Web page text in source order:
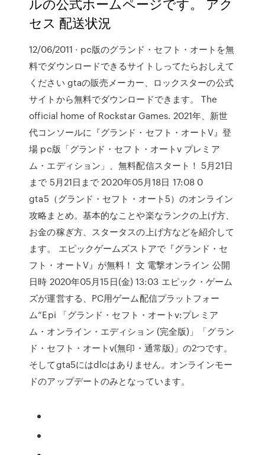
セス 配送状況
12/06/2011 · pc版のグランド・セフト・オートを無
料でダウンロードできるサイトしってたらおしえて
ください gtaの販売メーカー、ロックスターの公式
サイトから無料でダウンロードできます。 The
official home of Rockstar Games. 2021年、新世
代コンソールに『グランド・セフト・オートV』登
場 pc版「グランド・セフト・オートv プレミア
ム・エディション」、無料配信スタート！ 5月21日
まで 5月21日まで 2020年05月18日 17:08 0
gta5（グランド・セフト・オート5）のオンライン
攻略まとめ。基本的なことや楽なランクの上げ方、
お金の稼ぎ方、スタータスの上げ方などを紹介して
ます。 エピックゲームズストアで『グランド・セ
フト・オートV』が無料！ 文 電撃オンライン 公開
日時 2020年05月15日(金) 13:03 エピック・ゲーム
ズが運営する、PC用ゲーム配信プラットフォー
ム“Epi 「グランド・セフト・オートv:プレミア
ム・オンライン・エディション (完全版)」「グラン
ド・セフト・オートv(無印・通常版)」の2つです。
そしてgta5にはdlcはありません。オンラインモー
ドのアップデートのみとなっています。